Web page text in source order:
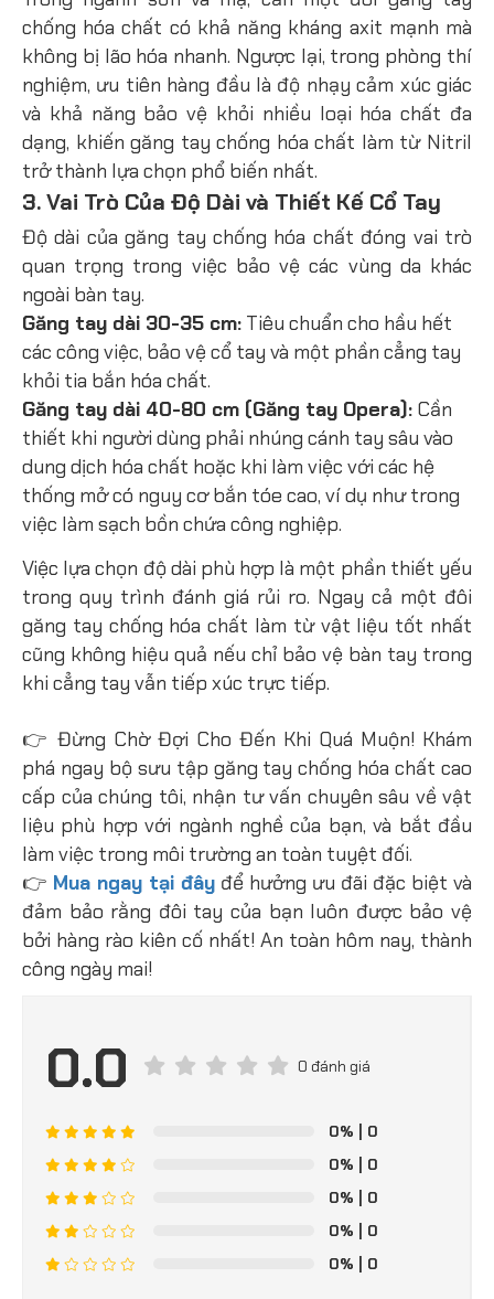
chống hóa chất có khả năng kháng axit mạnh mà
không bị lão hóa nhanh. Ngược lại, trong phòng thí
nghiệm, ưu tiên hàng đầu là độ nhạy cảm xúc giác
và khả năng bảo vệ khỏi nhiều loại hóa chất đa
dạng, khiến găng tay chống hóa chất làm từ Nitril
trở thành lựa chọn phổ biến nhất.
3. Vai Trò Của Độ Dài và Thiết Kế Cổ Tay
Độ dài của găng tay chống hóa chất đóng vai trò
quan trọng trong việc bảo vệ các vùng da khác
ngoài bàn tay.
Găng tay dài 30-35 cm: Tiêu chuẩn cho hầu hết
các công việc, bảo vệ cổ tay và một phần cẳng tay
khỏi tia bắn hóa chất.
Găng tay dài 40-80 cm (Găng tay Opera): Cần
thiết khi người dùng phải nhúng cánh tay sâu vào
dung dịch hóa chất hoặc khi làm việc với các hệ
thống mở có nguy cơ bắn tóe cao, ví dụ như trong
việc làm sạch bồn chứa công nghiệp.
Việc lựa chọn độ dài phù hợp là một phần thiết yếu
trong quy trình đánh giá rủi ro. Ngay cả một đôi
găng tay chống hóa chất làm từ vật liệu tốt nhất
cũng không hiệu quả nếu chỉ bảo vệ bàn tay trong
khi cẳng tay vẫn tiếp xúc trực tiếp.
👉 Đừng Chờ Đợi Cho Đến Khi Quá Muộn! Khám
phá ngay bộ sưu tập găng tay chống hóa chất cao
cấp của chúng tôi, nhận tư vấn chuyên sâu về vật
liệu phù hợp với ngành nghề của bạn, và bắt đầu
làm việc trong môi trường an toàn tuyệt đối.
👉 Mua ngay tại đây để hưởng ưu đãi đặc biệt và
đảm bảo rằng đôi tay của bạn luôn được bảo vệ
bởi hàng rào kiên cố nhất! An toàn hôm nay, thành
công ngày mai!
0.0 0 đánh giá
0% | 0
0% | 0
0% | 0
0% | 0
0% | 0